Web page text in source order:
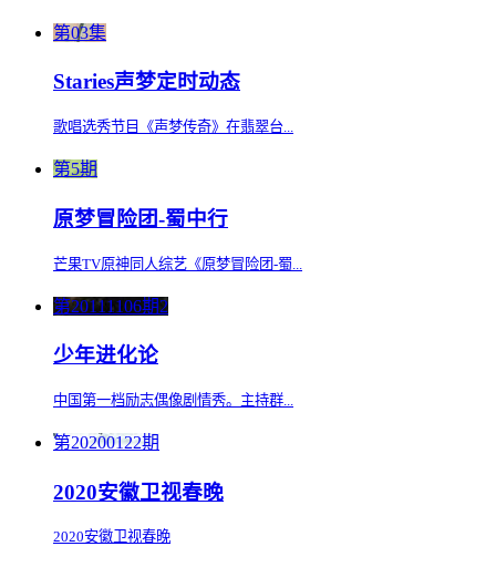
第03集
Staries声梦定时动态
歌唱选秀节目《声梦传奇》在翡翠台...
第5期
原梦冒险团-蜀中行
芒果TV原神同人综艺《原梦冒险团-蜀...
第20111106期2
少年进化论
中国第一档励志偶像剧情秀。主持群...
第20200122期
2020安徽卫视春晚
2020安徽卫视春晚